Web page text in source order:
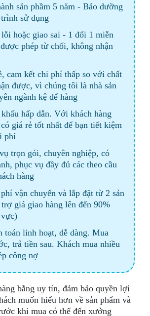
sản phầm 5 năm - Bảo dưỡng
sử dụng
hoặc giao sai - 1 đổi 1 miễn
phép từ chối, không nhận
cam kết chi phí thấp so với chất
được, vì chúng tôi là nhà sản
ngành kệ để hàng
hấp dẫn. Với khách hàng
giá rẻ tốt nhất để bạn tiết kiệm
phí
trọn gói, chuyên nghiệp, có
phục vụ đầy đủ các theo cầu
hàng
vận chuyển và lắp đặt từ 2 sản
giá giao hàng lên đến 90%
toán linh hoạt, dễ dàng. Mua
trả tiền sau. Khách mua nhiều
công nợ
bằng uy tín, đảm bảo quyền lợi
muốn hiểu hơn về sản phẩm và
khi mua có thể đến xưởng